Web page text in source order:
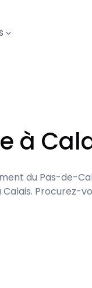
à
du Pas-de-
Procurez-